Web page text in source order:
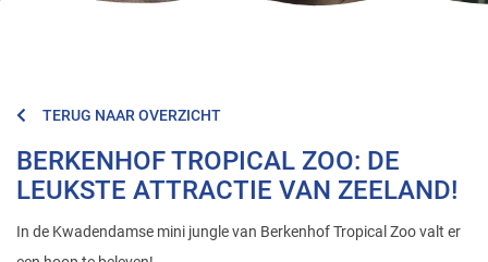
TERUG NAAR OVERZICHT
BERKENHOF TROPICAL ZOO: DE
LEUKSTE ATTRACTIE VAN ZEELAND!
In de Kwadendamse mini jungle van Berkenhof Tropical Zoo valt er